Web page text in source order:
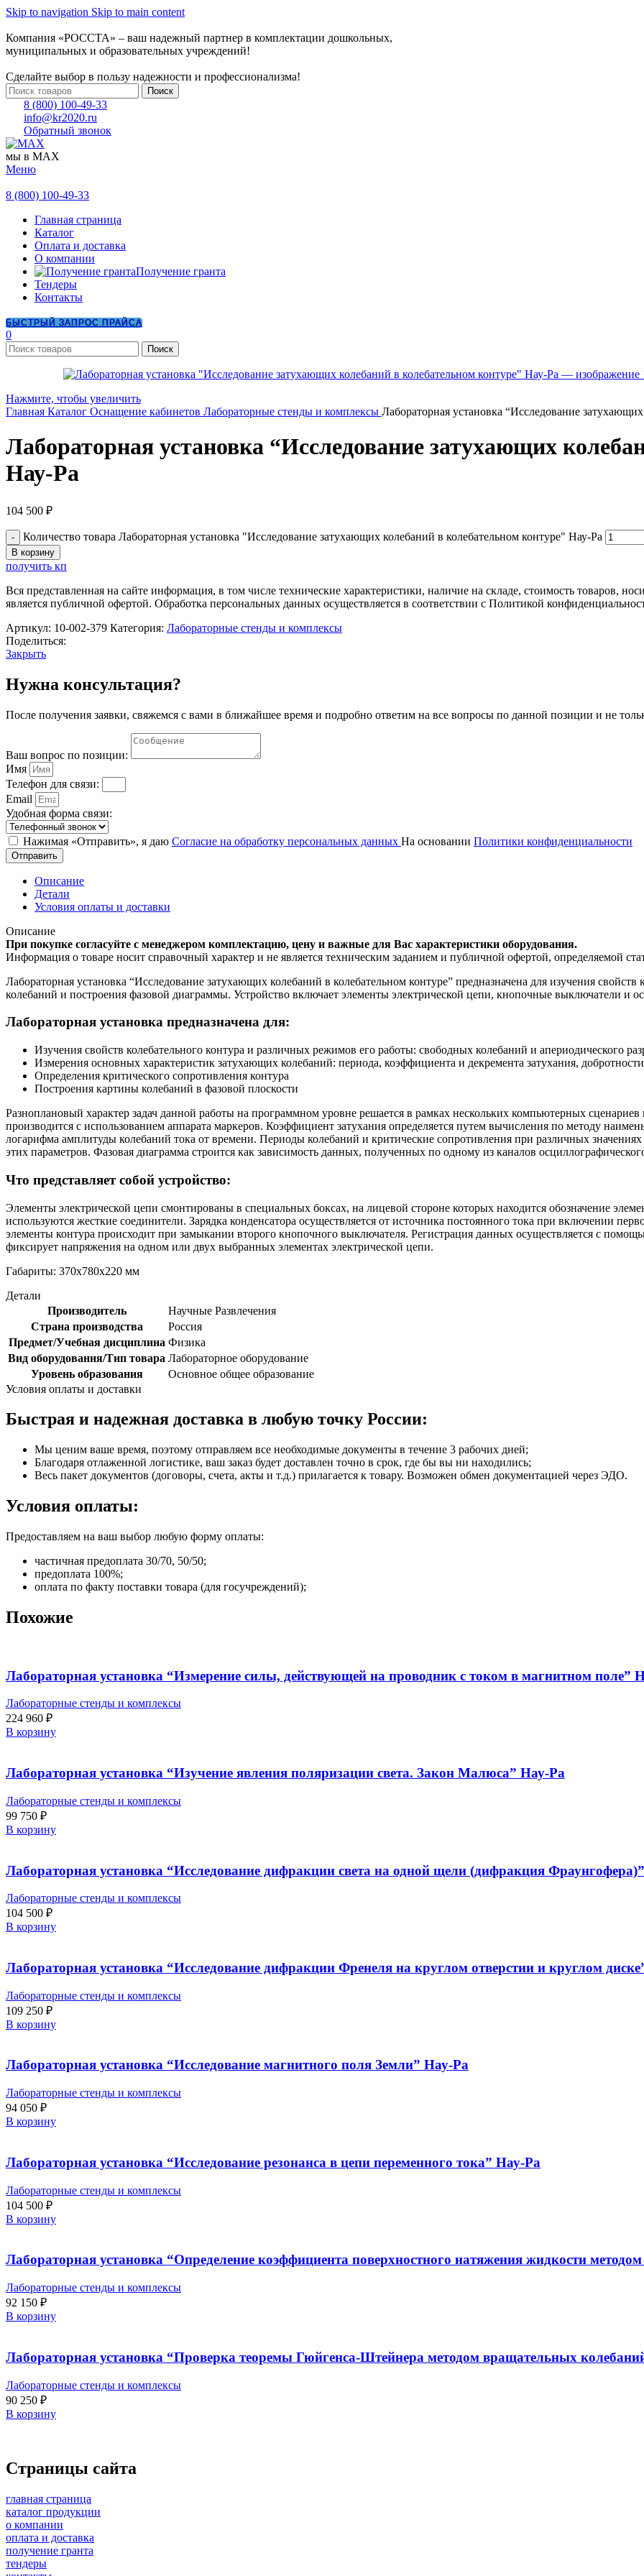
Skip to navigation Skip to main content
Компания «РОССТА» – ваш надежный партнер в комплектации дошкольных,
муниципальных и образовательных учреждений!
Сделайте выбор в пользу надежности и профессионализма!
Поиск
8 (800) 100-49-33
info@kr2020.ru
Обратный звонок
мы в MAX
Меню
8 (800) 100-49-33
Главная страница
Каталог
Оплата и доставка
О компании
Получение гранта
Тендеры
Контакты
БЫСТРЫЙ ЗАПРОС ПРАЙСА
0
Поиск
Нажмите, чтобы увеличить
Главная Каталог Оснащение кабинетов Лабораторные стенды и комплексы Лабораторная установка “Исследование
Лабораторная установка “Исследование затухающих
Нау-Ра
104 500 ₽
Количество товара Лабораторная установка "Исследование затухающих колебаний в колебательном контуре" Нау-Ра
В корзину
получить кп
Вся представленная на сайте информация, в том числе технические характеристики, наличие на складе, стоимость товаров,
является публичной офертой. Обработка персональных данных осуществляется в соответствии с Политикой
Артикул: 10-002-379 Категория: Лабораторные стенды и комплексы
Поделиться:
Закрыть
Нужна консультация?
После получения заявки, свяжемся с вами в ближайшее время и подробно ответим на все вопросы по данной позиции и не
Ваш вопрос по позиции:
Имя
Телефон для связи:
Email
Удобная форма связи:
Нажимая «Отправить», я даю Согласие на обработку персональных данных На основании Политики конфиденциальности
Отправить
Описание
Детали
Условия оплаты и доставки
Описание
При покупке согласуйте с менеджером комплектацию, цену и важные для Вас характеристики оборудования.
Информация о товаре носит справочный характер и не является техническим заданием и публичной офертой, определяемой
Лабораторная установка “Исследование затухающих колебаний в колебательном контуре” предназначена для изучения
колебаний и построения фазовой диаграммы. Устройство включает элементы электрической цепи, кнопочные выключатели и
Лабораторная установка предназначена для:
Изучения свойств колебательного контура и различных режимов его работы: свободных колебаний и апериодического
Измерения основных характеристик затухающих колебаний: периода, коэффициента и декремента затухания,
Определения критического сопротивления контура
Построения картины колебаний в фазовой плоскости
Разноплановый характер задач данной работы на программном уровне решается в рамках нескольких компьютерных
производится с использованием аппарата маркеров. Коэффициент затухания определяется путем вычисления по методу
логарифма амплитуды колебаний тока от времени. Периоды колебаний и критические сопротивления при различных
этих параметров. Фазовая диаграмма строится как зависимость данных, полученных по одному из каналов
Что представляет собой устройство:
Элементы электрической цепи смонтированы в специальных боксах, на лицевой стороне которых находится обозначение
используются жесткие соединители. Зарядка конденсатора осуществляется от источника постоянного тока при включении
элементы контура происходит при замыкании второго кнопочного выключателя. Регистрация данных осуществляется с
фиксирует напряжения на одном или двух выбранных элементах электрической цепи.
Габариты: 370х780х220 мм
Детали
Производитель
Научные Развлечения
Страна производства
Россия
Предмет/Учебная дисциплина Физика
Вид оборудования/Тип товара Лабораторное оборудование
Уровень образования
Основное общее образование
Условия оплаты и доставки
Быстрая и надежная доставка в любую точку России:
Мы ценим ваше время, поэтому отправляем все необходимые документы в течение 3 рабочих дней;
Благодаря отлаженной логистике, ваш заказ будет доставлен точно в срок, где бы вы ни находились;
Весь пакет документов (договоры, счета, акты и т.д.) прилагается к товару. Возможен обмен документацией через ЭДО.
Условия оплаты:
Предоставляем на ваш выбор любую форму оплаты:
частичная предоплата 30/70, 50/50;
предоплата 100%;
оплата по факту поставки товара (для госучреждений);
Похожие
Лабораторная установка “Измерение силы, действующей на проводник с током в магнитном поле”
Лабораторные стенды и комплексы
224 960 ₽
В корзину
Лабораторная установка “Изучение явления поляризации света. Закон Малюса” Нау-Ра
Лабораторные стенды и комплексы
99 750 ₽
В корзину
Лабораторная установка “Исследование дифракции света на одной щели (дифракция
Лабораторные стенды и комплексы
104 500 ₽
В корзину
Лабораторная установка “Исследование дифракции Френеля на круглом отверстии и круглом
Лабораторные стенды и комплексы
109 250 ₽
В корзину
Лабораторная установка “Исследование магнитного поля Земли” Нау-Ра
Лабораторные стенды и комплексы
94 050 ₽
В корзину
Лабораторная установка “Исследование резонанса в цепи переменного тока” Нау-Ра
Лабораторные стенды и комплексы
104 500 ₽
В корзину
Лабораторная установка “Определение коэффициента поверхностного натяжения жидкости
Лабораторные стенды и комплексы
92 150 ₽
В корзину
Лабораторная установка “Проверка теоремы Гюйгенса-Штейнера методом вращательных
Лабораторные стенды и комплексы
90 250 ₽
В корзину
Страницы сайта
главная страница
каталог продукции
о компании
оплата и доставка
получение гранта
тендеры